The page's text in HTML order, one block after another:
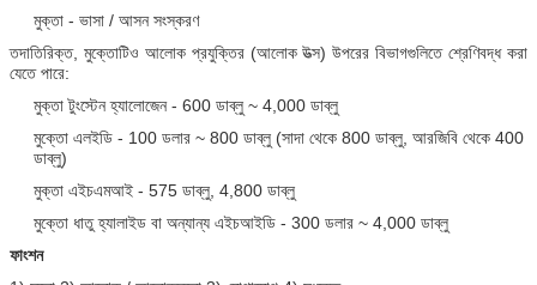
মুক্তা - ভাসা / আসন সংস্করণ
তদাতিরিক্ত, মুক্তোটিও আলোক প্রযুক্তির (আলোক উত্স) উপরের বিভাগগুলিতে শ্রেণিবদ্ধ করা
যেতে পারে:
মুক্তা টুংস্টেন হ্যালোজেন - 600 ডাব্লু ~ 4,000 ডাব্লু
মুক্তো এলইডি - 100 ডলার ~ 800 ডাব্লু (সাদা থেকে 800 ডাব্লু, আরজিবি থেকে 400
ডাব্লু)
মুক্তা এইচএমআই - 575 ডাব্লু, 4,800 ডাব্লু
মুক্তো ধাতু হ্যালাইড বা অন্যান্য এইচআইডি - 300 ডলার ~ 4,000 ডাব্লু
ফাংশন